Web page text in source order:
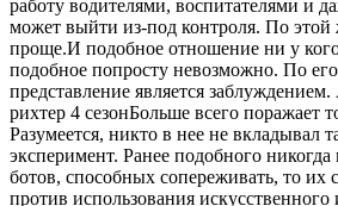
работу водителями, воспитателями и
может выйти из-под контроля. По
проще.И подобное отношение ни у
подобное попросту невозможно. По
представление является
рихтер 4 сезонБольше всего поражает
Разумеется, никто в нее не
эксперимент. Ранее подобного
ботов, способных сопереживать, то
против использования искусственного